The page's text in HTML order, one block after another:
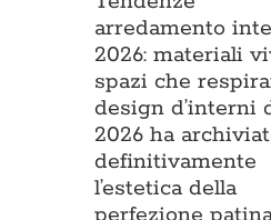
arredamento
2026: materiali
spazi che
design d’interni
2026 ha
definitivamente
l’estetica della